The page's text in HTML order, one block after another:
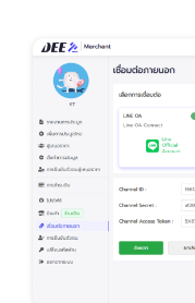
(ไม่จำเป็น)
(ไม่จ
(ไม่จำ